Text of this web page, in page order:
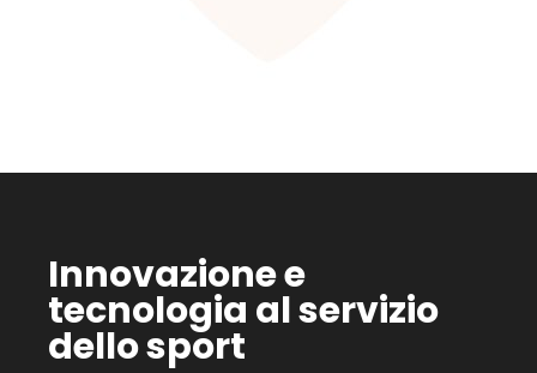
Innovazione e
tecnologia al servizio
dello sport